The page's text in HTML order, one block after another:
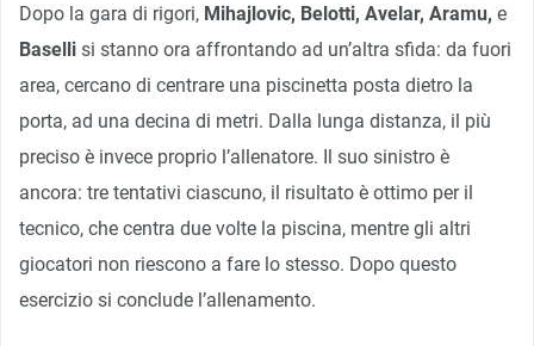
Dopo la gara di rigori, Mihajlovic, Belotti, Avelar, Aramu, e
Baselli si stanno ora affrontando ad un’altra sfida: da fuori
area, cercano di centrare una piscinetta posta dietro la
porta, ad una decina di metri. Dalla lunga distanza, il più
preciso è invece proprio l’allenatore. Il suo sinistro è
ancora: tre tentativi ciascuno, il risultato è ottimo per il
tecnico, che centra due volte la piscina, mentre gli altri
giocatori non riescono a fare lo stesso. Dopo questo
esercizio si conclude l’allenamento.